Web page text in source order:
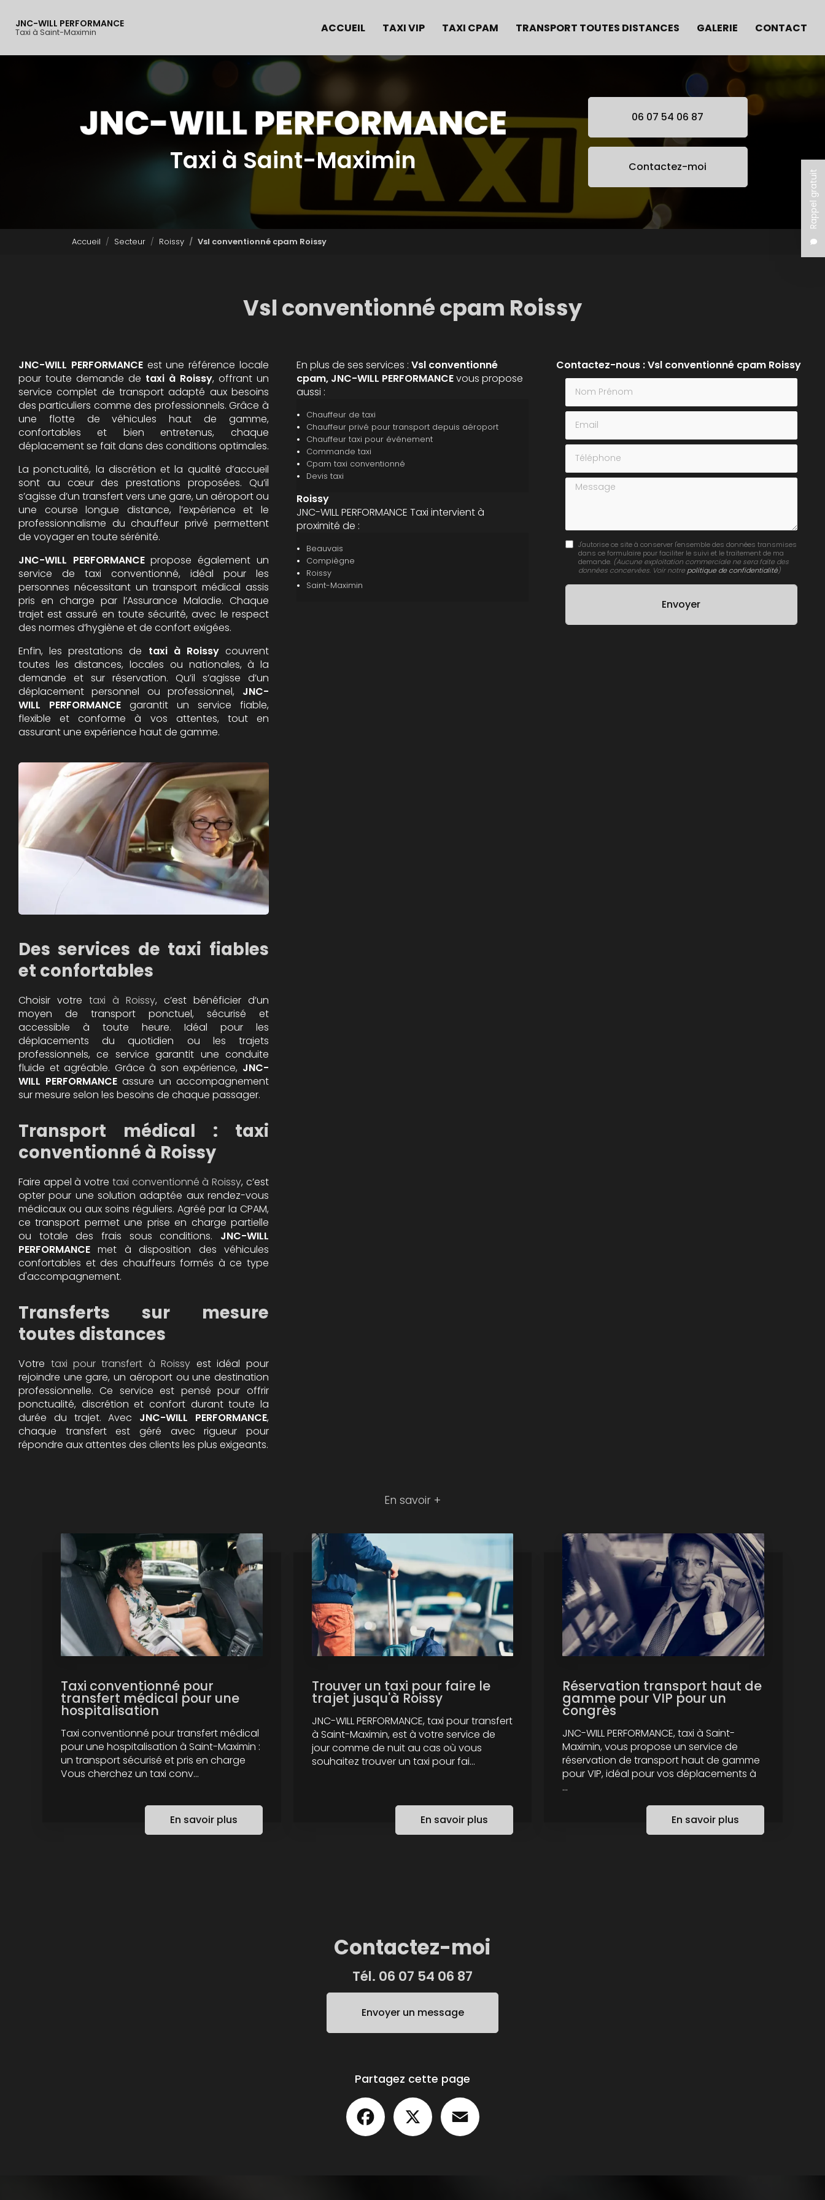
contenu
JNC-WILL PERFORMANCE
Taxi à Saint-Maximin
Rappel gratuit
ACCUEIL
TAXI VIP TAXI CPAM TRANSPORT TOUTES DISTANCES GALERIE CONTACT
Taxi à Saint-Maximin
06 07 54 06 87
Contactez-moi
Accueil Secteur Roissy Vsl conventionné cpam Roissy
Vsl conventionné cpam Roissy
JNC-WILL PERFORMANCEest une référence locale
pour toute demande de taxi à Roissy, offrant un
service complet de transport adapté aux besoins
des particuliers comme des professionnels. Grâce à
une flotte de véhicules haut de gamme,
confortables et bien entretenus, chaque
déplacement se fait dans des conditions optimales.
La ponctualité, la discrétion et la qualité d’accueil
sont au cœur des prestations proposées. Qu’il
s’agisse d’un transfert vers une gare, un aéroport ou
une course longue distance, l’expérience et le
professionnalisme du chauffeur privé permettent
de voyager en toute sérénité.
JNC-WILL PERFORMANCEpropose également un
service de taxi conventionné, idéal pour les
personnes nécessitant un transport médical assis
pris en charge par l’Assurance Maladie. Chaque
trajet est assuré en toute sécurité, avec le respect
des normes d’hygiène et de confort exigées.
Enfin, les prestations de taxi à Roissy couvrent
toutes les distances, locales ou nationales, à la
demande et sur réservation. Qu’il s’agisse d’un
déplacement personnel ou professionnel, JNC-
WILL PERFORMANCE garantit un service fiable,
flexible et conforme à vos attentes, tout en
assurant une expérience haut de gamme.
Des services de taxi fiables
et confortables
Choisir votre taxi à Roissy, c’est bénéficier d’un
moyen de transport ponctuel, sécurisé et
accessible à toute heure. Idéal pour les
déplacements du quotidien ou les trajets
professionnels, ce service garantit une conduite
fluide et agréable. Grâce à son expérience, JNC-
WILL PERFORMANCE assure un accompagnement
sur mesure selon les besoins de chaque passager.
Transport médical : taxi
conventionné à Roissy
Faire appel à votre taxi conventionné à Roissy, c’est
opter pour une solution adaptée aux rendez-vous
médicaux ou aux soins réguliers. Agréé par la CPAM,
ce transport permet une prise en charge partielle
ou totale des frais sous conditions. JNC-WILL
PERFORMANCE met à disposition des véhicules
confortables et des chauffeurs formés à ce type
d'accompagnement.
Transferts sur mesure
toutes distances
Votre taxi pour transfert à Roissy est idéal pour
rejoindre une gare, un aéroport ou une destination
professionnelle. Ce service est pensé pour offrir
ponctualité, discrétion et confort durant toute la
durée du trajet. Avec JNC-WILL PERFORMANCE,
chaque transfert est géré avec rigueur pour
répondre aux attentes des clients les plus exigeants.
En plus de ses services : Vsl conventionné
cpam, JNC-WILL PERFORMANCEvous propose
aussi :
Chauffeur de taxi
Chauffeur privé pour transport depuis aéroport
Chauffeur taxi pour événement
Commande taxi
Cpam taxi conventionné
Devis taxi
Roissy
JNC-WILL PERFORMANCE Taxi intervient à
proximité de :
Beauvais
Compiègne
Roissy
Saint-Maximin
Contactez-nous : Vsl conventionné cpam Roissy
Nom Prénom
Email
Téléphone
Message
J'autorise ce site à conserver l'ensemble des données transmises
dans ce formulaire pour faciliter le suivi et le traitement de ma
demande. (Aucune exploitation commerciale ne sera faite des
données concervées. Voir notre politique de confidentialité)
En savoir +
Taxi conventionné pour
transfert médical pour une
hospitalisation
Taxi conventionné pour transfert médical
pour une hospitalisation à Saint-Maximin :
un transport sécurisé et pris en charge
Vous cherchez un taxi conv...
En savoir plus
Trouver un taxi pour faire le
trajet jusqu'à Roissy
JNC-WILL PERFORMANCE, taxi pour transfert
à Saint-Maximin, est à votre service de
jour comme de nuit au cas où vous
souhaitez trouver un taxi pour fai...
En savoir plus
Réservation transport haut de
gamme pour VIP pour un
congrès
JNC-WILL PERFORMANCE, taxi à Saint-
Maximin, vous propose un service de
réservation de transport haut de gamme
pour VIP, idéal pour vos déplacements à
...
En savoir plus
Contactez-moi
Tél. 06 07 54 06 87
Envoyer un message
Partagez cette page
Facebook